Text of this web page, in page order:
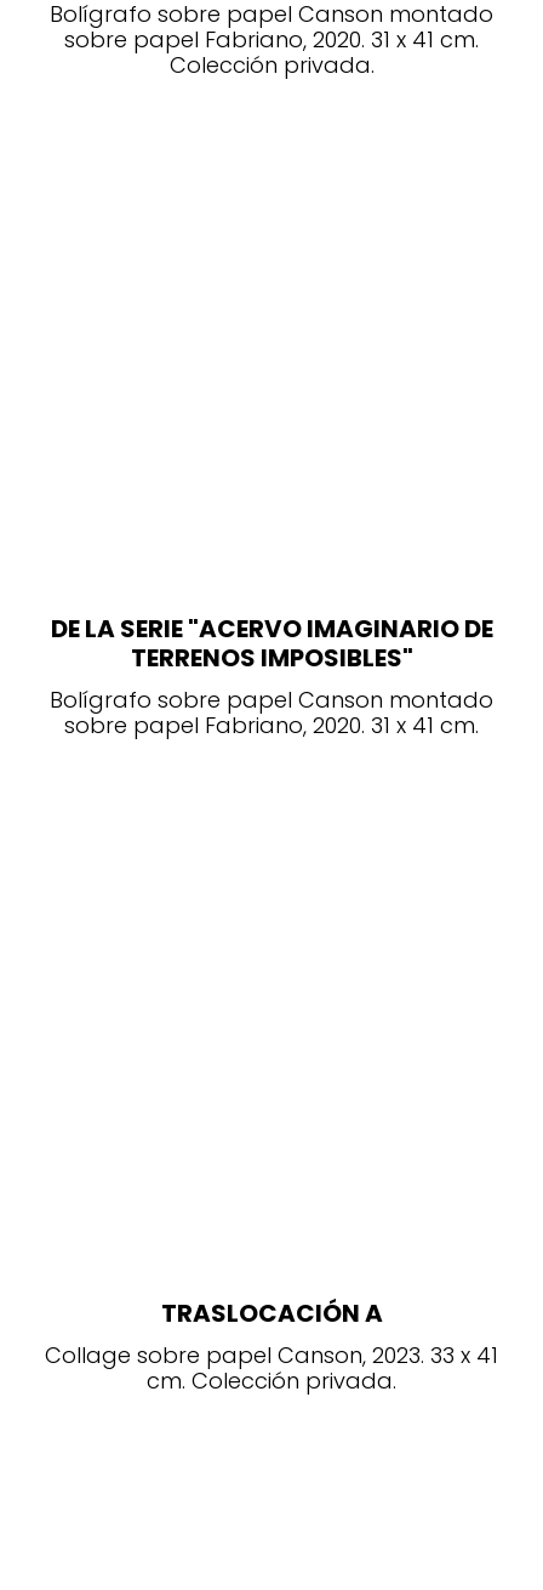
Bolígrafo sobre papel Canson montado
sobre papel Fabriano, 2020. 31 x 41 cm.
Colección privada.
DE LA SERIE "ACERVO IMAGINARIO DE
TERRENOS IMPOSIBLES"
Bolígrafo sobre papel Canson montado
sobre papel Fabriano, 2020. 31 x 41 cm.
TRASLOCACIÓN A
Collage sobre papel Canson, 2023. 33 x 41
cm. Colección privada.